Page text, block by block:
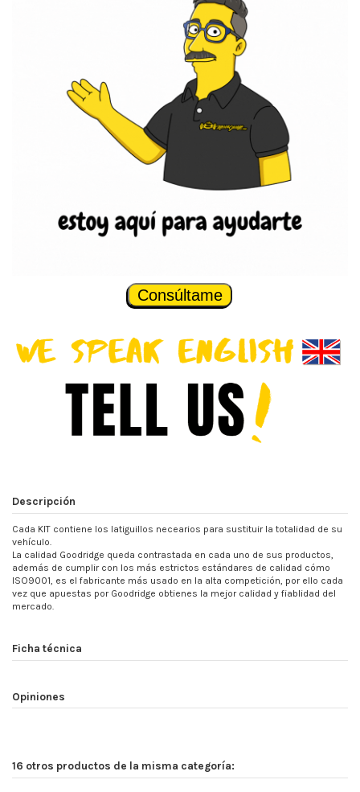
Consúltame
Descripción
Cada KIT contiene los latiguillos necearios para sustituir la totalidad de su
vehículo.
La calidad Goodridge queda contrastada en cada uno de sus productos,
además de cumplir con los más estrictos estándares de calidad cómo
ISO9001, es el fabricante más usado en la alta competición, por ello cada
vez que apuestas por Goodridge obtienes la mejor calidad y fiablidad del
mercado.
Ficha técnica
Opiniones
16 otros productos de la misma categoría: